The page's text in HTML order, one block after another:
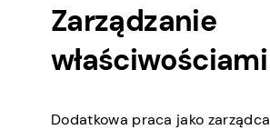
Zarządzanie
właściwościami
Dodatkowa praca jako zarządca